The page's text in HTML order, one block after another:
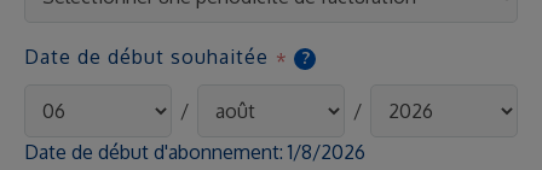
Date de début souhaitée ?
/
/
Date de début d'abonnement:1/8/2026